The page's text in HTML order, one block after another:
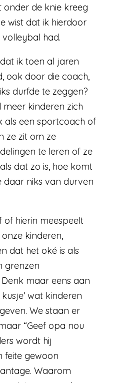
onder de knie kreeg
wist dat ik hierdoor
had.
ik toen al jaren
ook door die coach,
durfde te zeggen?
meer kinderen zich
als een sportcoach of
ze zit om ze
te leren of ze
dat zo is, hoe komt
daar niks van durven
hierin meespeelt
kinderen,
dat het oké is als
grenzen
maar eens aan
wat kinderen
We staan er
“Geef opa nou
wordt hij
feite gewoon
Waarom